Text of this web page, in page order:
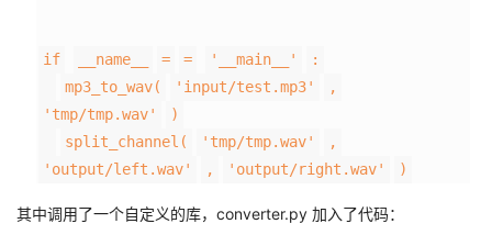
if __name__ = = '__main__'
:
mp3_to_wav(
'input/test.mp3'
,
'tmp/tmp.wav'
)
split_channel(
'tmp/tmp.wav'
,
'output/left.wav'
, 'output/right.wav' )
其中调用了一个自定义的库，converter.py 加入了代码：